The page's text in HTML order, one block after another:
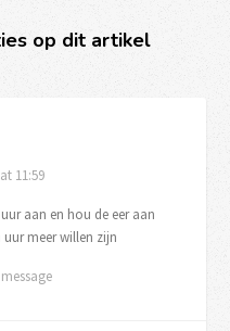
op dit artikel
at 11:59
aan en hou de eer aan
uur meer willen zijn